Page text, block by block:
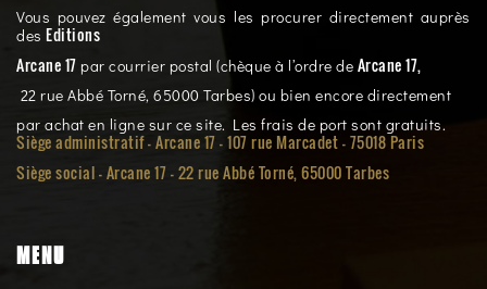
Vous pouvez également vous les procurer directement auprès
des Editions
Arcane 17 par courrier postal (chèque à l’ordre de Arcane 17,
22 rue Abbé Torné, 65000 Tarbes) ou bien encore directement
par achat en ligne sur ce site. Les frais de port sont gratuits.
Siège administratif - Arcane 17 - 107 rue Marcadet - 75018 Paris
Siège social -Arcane 17 - 22 rue Abbé Torné, 65000 Tarbes
MENU